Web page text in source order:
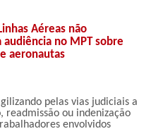
Aéreas não
audiência no MPT sobre
aeronautas
pelas vias judiciais a
readmissão ou indenização
envolvidos